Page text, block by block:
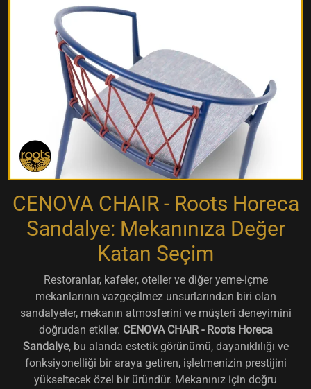
CENOVA CHAIR - Roots Horeca
Sandalye: Mekanınıza Değer
Katan Seçim
Restoranlar, kafeler, oteller ve diğer yeme-içme
mekanlarının vazgeçilmez unsurlarından biri olan
sandalyeler, mekanın atmosferini ve müşteri deneyimini
doğrudan etkiler. CENOVA CHAIR - Roots Horeca
Sandalye, bu alanda estetik görünümü, dayanıklılığı ve
fonksiyonelliği bir araya getiren, işletmenizin prestijini
yükseltecek özel bir üründür. Mekanınız için doğru